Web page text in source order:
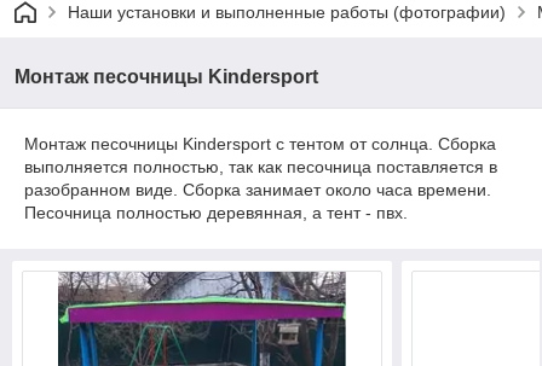
Наши установки и выполненные работы (фотографии)
Монтаж песочницы Kindersport
Монтаж песочницы Kindersport с тентом от солнца. Сборка
выполняется полностью, так как песочница поставляется в
разобранном виде. Сборка занимает около часа времени.
Песочница полностью деревянная, а тент - пвх.